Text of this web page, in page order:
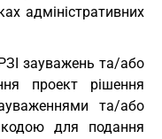
адміністративних
зауважень та/або
проект рішення
та/або
для подання